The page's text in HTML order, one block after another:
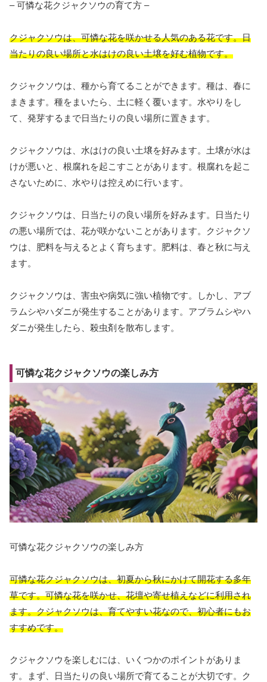
– 可憐な花クジャクソウの育て方 –
クジャクソウは、可憐な花を咲かせる人気のある花です。日
当たりの良い場所と水はけの良い土壌を好む植物です。
クジャクソウは、種から育てることができます。種は、春に
まきます。種をまいたら、土に軽く覆います。水やりをし
て、発芽するまで日当たりの良い場所に置きます。
クジャクソウは、水はけの良い土壌を好みます。土壌が水は
けが悪いと、根腐れを起こすことがあります。根腐れを起こ
さないために、水やりは控えめに行います。
クジャクソウは、日当たりの良い場所を好みます。日当たり
の悪い場所では、花が咲かないことがあります。クジャクソ
ウは、肥料を与えるとよく育ちます。肥料は、春と秋に与え
ます。
クジャクソウは、害虫や病気に強い植物です。しかし、アブ
ラムシやハダニが発生することがあります。アブラムシやハ
ダニが発生したら、殺虫剤を散布します。
可憐な花クジャクソウの楽しみ方
可憐な花クジャクソウの楽しみ方
可憐な花クジャクソウは、初夏から秋にかけて開花する多年
草です。可憐な花を咲かせ、花壇や寄せ植えなどに利用され
ます。クジャクソウは、育てやすい花なので、初心者にもお
すすめです。
クジャクソウを楽しむには、いくつかのポイントがありま
す。まず、日当たりの良い場所で育てることが大切です。ク